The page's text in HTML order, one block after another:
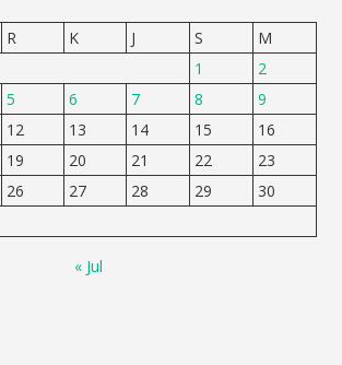
R K J S
M
1
2
5 6 7 8
9
12 13 14 15
16
19 20 21 22
23
26 27 28 29
30
« Jul